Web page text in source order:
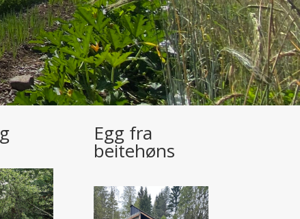
Egg fra
beitehøns